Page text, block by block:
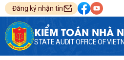
Đăng ký nhận tin
KIỂM TOÁN NHÀ
STATE AUDIT OFFICE OF